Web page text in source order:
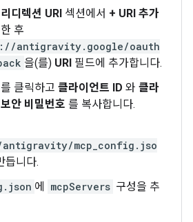
디렉션 URI 섹션에서 + URI 추가
후
antigravity.google/oauth
을(를) URI 필드에 추가합니다.
를 클릭하고 클라이언트 ID 와 클라
안 비밀번호 를 복사합니다.
mcp_config.jso
듭니다.
에 mcpServers 구성을 추